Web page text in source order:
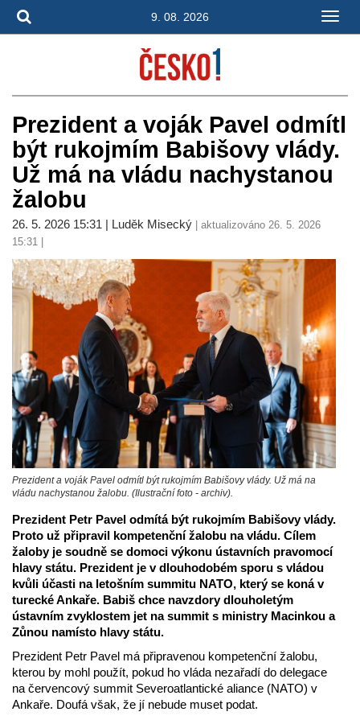
9. 08. 2026
Prezident a voják Pavel odmítl
být rukojmím Babišovy vlády.
Už má na vládu nachystanou
žalobu
26. 5. 2026 15:31 | Luděk Misecký | aktualizováno 26. 5. 2026
15:31 |
Prezident a voják Pavel odmítl být rukojmím Babišovy vlády. Už má na
vládu nachystanou žalobu. (Ilustrační foto - archiv).
Prezident Petr Pavel odmítá být rukojmím Babišovy vlády.
Proto už připravil kompetenční žalobu na vládu. Cílem
žaloby je soudně se domoci výkonu ústavních pravomocí
hlavy státu. Prezident je v dlouhodobém sporu s vládou
kvůli účasti na letošním summitu NATO, který se koná v
turecké Ankaře. Babiš chce navzdory dlouholetým
ústavním zvyklostem jet na summit s ministry Macinkou a
Zůnou namísto hlavy státu.
Prezident Petr Pavel má připravenou kompetenční žalobu,
kterou by mohl použít, pokud ho vláda nezařadí do delegace
na červencový summit Severoatlantické aliance (NATO) v
Ankaře. Doufá však, že jí nebude muset podat.